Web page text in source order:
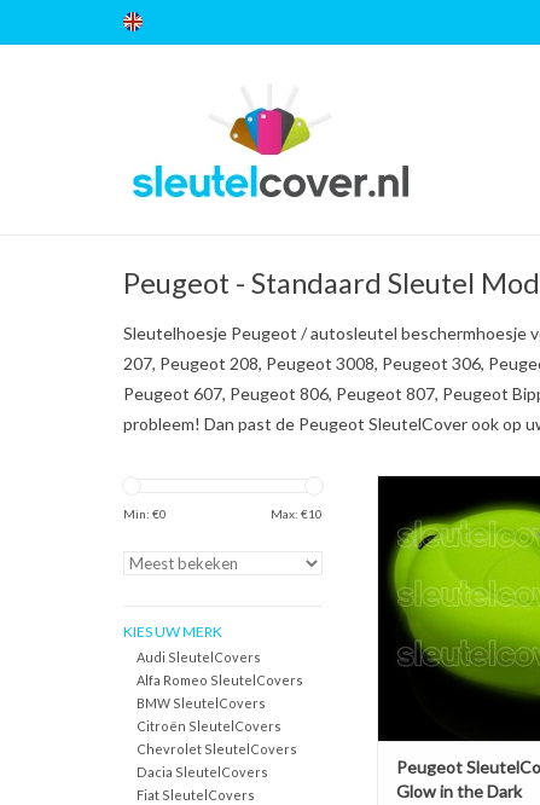
Peugeot - Standaard Sleutel
Sleutelhoesje Peugeot / autosleutel beschermhoesje
207, Peugeot 208, Peugeot 3008, Peugeot 306,
Peugeot 607, Peugeot 806, Peugeot 807, Peugeot
probleem! Dan past de Peugeot SleutelCover ook op
Min: €0 Max: €10
KIES UW MERK
Audi SleutelCovers
Alfa Romeo SleutelCovers
BMW SleutelCovers
Citroën SleutelCovers
Chevrolet SleutelCovers
Dacia SleutelCovers
Fiat SleutelCovers
dark / Silicone
beschermhoesje
TOEVOEGEN AAN
Peugeot
Glow in the Dark